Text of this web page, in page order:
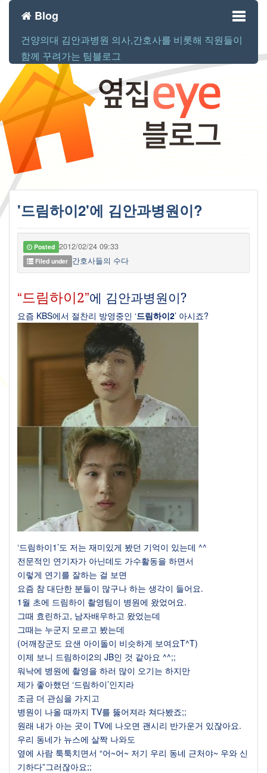
Toggle
Blog
건양의대 김안과병원 의사,간호사를 비롯해 직원들이
함께 꾸려가는 팀블로그
'드림하이2'에 김안과병원이?
Posted 2012/02/24 09:33
Filed under 간호사들의 수다
“드림하이2”에 김안과병원이?
요즘 KBS에서 절찬리 방영중인 ‘드림하이2’ 아시죠?
‘드림하이1’도 저는 재미있게 봤던 기억이 있는데 ^^
전문적인 연기자가 아닌데도 가수활동을 하면서
이렇게 연기를 잘하는 걸 보면
요즘 참 대단한 분들이 많구나 하는 생각이 들어요.
1 월 초에 드림하이 촬영팀이 병원에 왔었어요.
그때 효린하고, 남자배우하고 왔었는데
그때는 누군지 모르고 봤는데
(어깨장군도 요샌 아이돌이 비슷하게 보여요T^T)
이제 보니 드림하이2의 JB인 것 같아요 ^^;;
워낙에 병원에 촬영을 하러 많이 오기는 하지만
제가 좋아했던 ‘드림하이’인지라
조금 더 관심을 가지고
병원이 나올 때까지 TV를 뚫어져라 쳐다봤죠;;
원래 내가 아는 곳이 TV에 나오면 괜시리 반가운거 있잖아요.
우리 동네가 뉴스에 살짝 나와도
옆에 사람 툭툭치면서 “어~어~ 저기 우리 동네 근처야~ 우와 신
기하다”그러잖아요;;